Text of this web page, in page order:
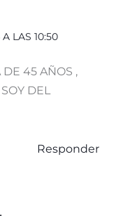
LAS 10:50
DE 45 AÑOS ,
DEL
Responder